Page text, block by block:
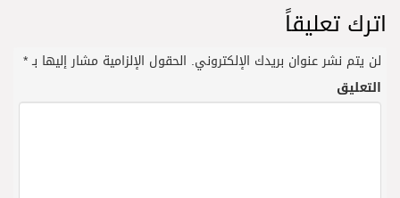
اترك تعليقاً
لن يتم نشر عنوان بريدك الإلكتروني. الحقول الإلزامية مشار إليها بـ*
التعليق